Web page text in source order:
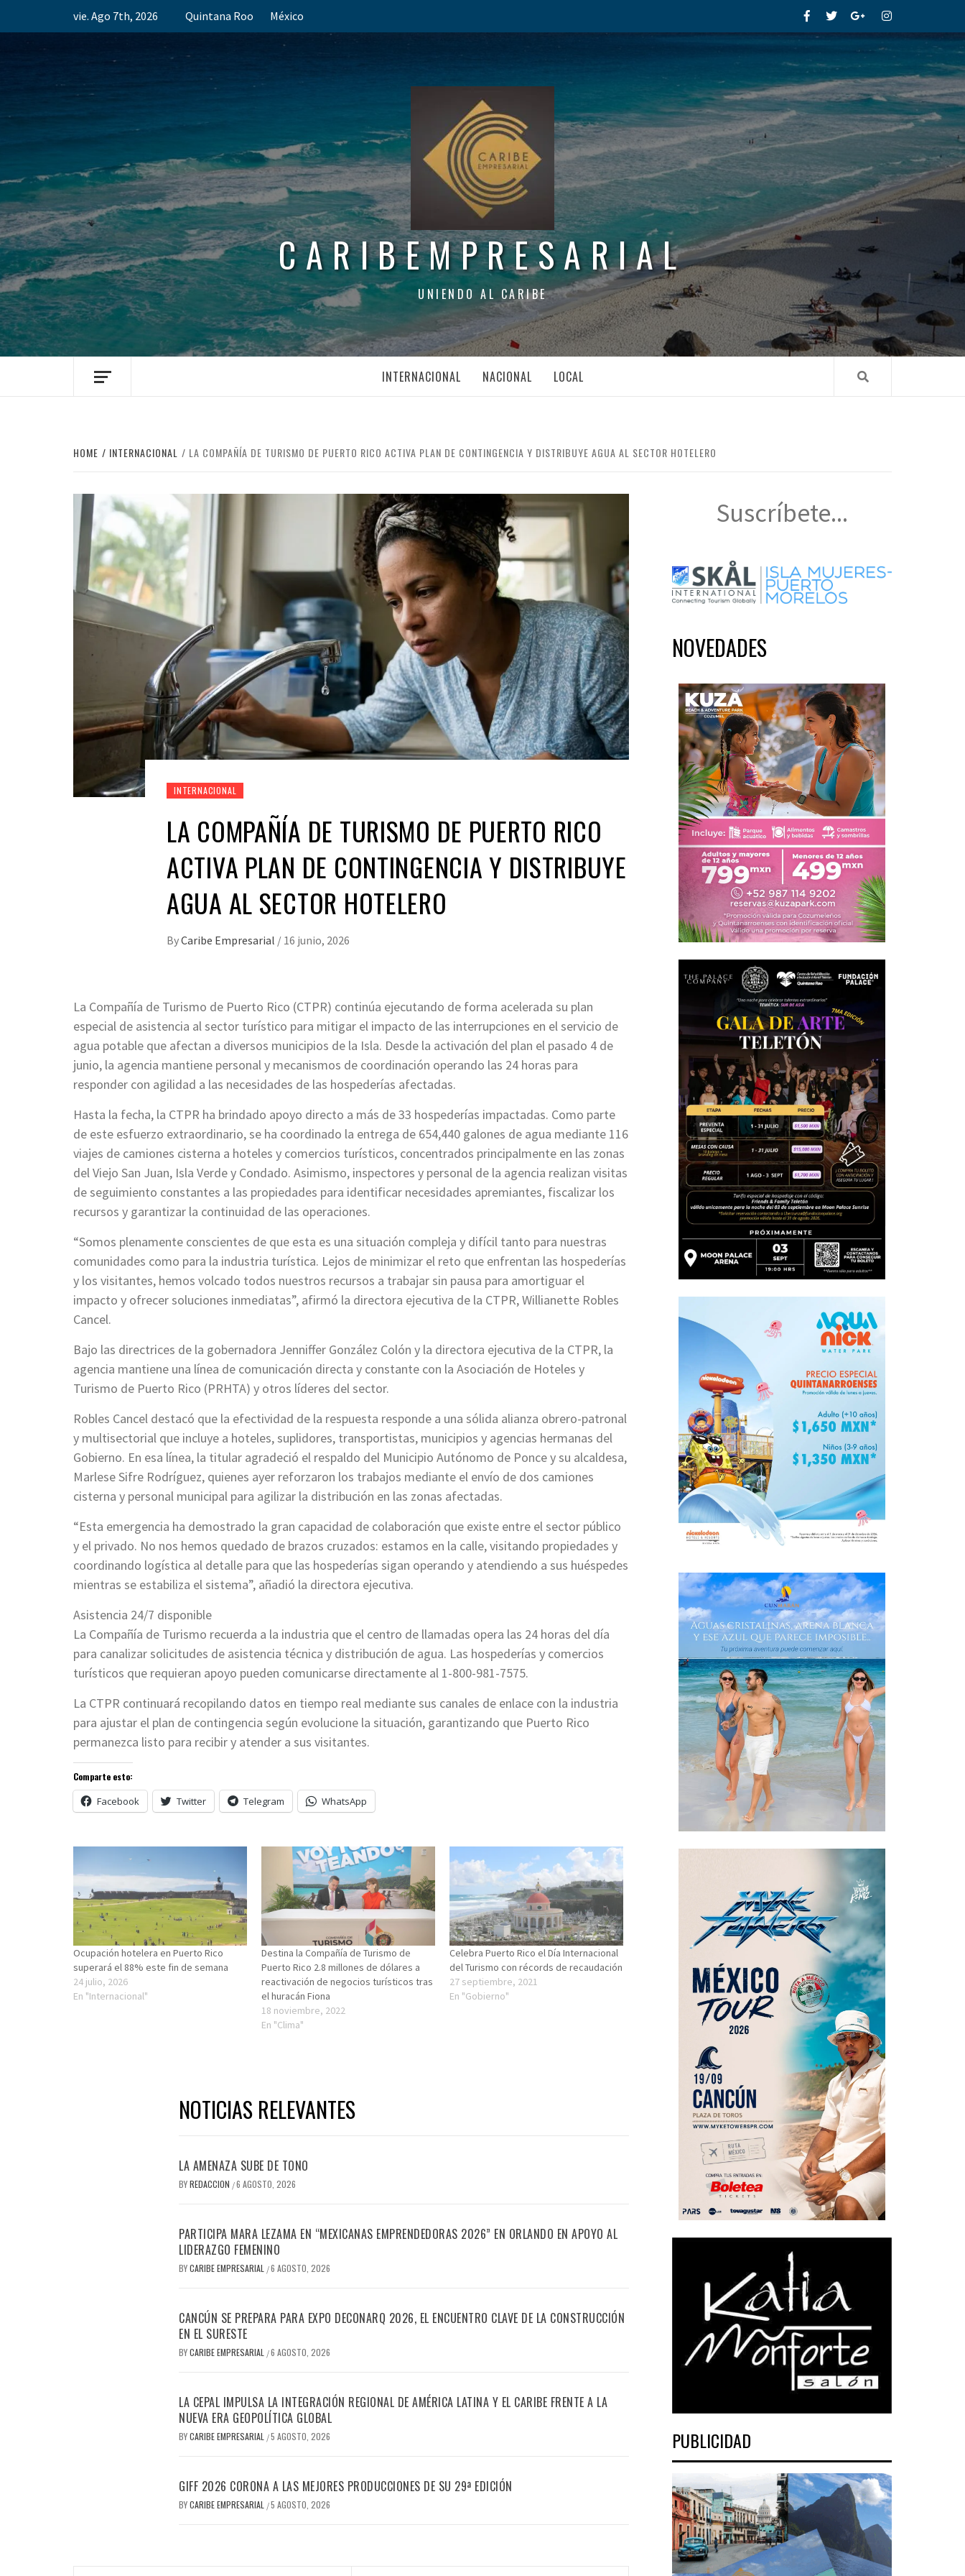
vie. Ago 7th, 2026 Quintana Roo México FacebookTwitterGoogle+Instagram
CARIBEMPRESARIAL
UNIENDO AL CARIBE
INTERNACIONAL NACIONAL LOCAL
HOME INTERNACIONAL LA COMPAÑÍA DE TURISMO DE PUERTO RICO ACTIVA PLAN DE CONTINGENCIA Y DISTRIBUYE AGUA AL SECTOR HOTELERO
INTERNACIONAL
LA COMPAÑÍA DE TURISMO DE PUERTO RICO
ACTIVA PLAN DE CONTINGENCIA Y DISTRIBUYE
AGUA AL SECTOR HOTELERO
ByCaribe Empresarial / 16 junio, 2026
La Compañía de Turismo de Puerto Rico (CTPR) continúa ejecutando de forma acelerada su plan
especial de asistencia al sector turístico para mitigar el impacto de las interrupciones en el servicio de
agua potable que afectan a diversos municipios de la Isla. Desde la activación del plan el pasado 4 de
junio, la agencia mantiene personal y mecanismos de coordinación operando las 24 horas para
responder con agilidad a las necesidades de las hospederías afectadas.
Hasta la fecha, la CTPR ha brindado apoyo directo a más de 33 hospederías impactadas. Como parte
de este esfuerzo extraordinario, se ha coordinado la entrega de 654,440 galones de agua mediante 116
viajes de camiones cisterna a hoteles y comercios turísticos, concentrados principalmente en las zonas
del Viejo San Juan, Isla Verde y Condado. Asimismo, inspectores y personal de la agencia realizan visitas
de seguimiento constantes a las propiedades para identificar necesidades apremiantes, fiscalizar los
recursos y garantizar la continuidad de las operaciones.
“Somos plenamente conscientes de que esta es una situación compleja y difícil tanto para nuestras
comunidades como para la industria turística. Lejos de minimizar el reto que enfrentan las hospederías
y los visitantes, hemos volcado todos nuestros recursos a trabajar sin pausa para amortiguar el
impacto y ofrecer soluciones inmediatas”, afirmó la directora ejecutiva de la CTPR, Willianette Robles
Cancel.
Bajo las directrices de la gobernadora Jenniffer González Colón y la directora ejecutiva de la CTPR, la
agencia mantiene una línea de comunicación directa y constante con la Asociación de Hoteles y
Turismo de Puerto Rico (PRHTA) y otros líderes del sector.
Robles Cancel destacó que la efectividad de la respuesta responde a una sólida alianza obrero-patronal
y multisectorial que incluye a hoteles, suplidores, transportistas, municipios y agencias hermanas del
Gobierno. En esa línea, la titular agradeció el respaldo del Municipio Autónomo de Ponce y su alcaldesa,
Marlese Sifre Rodríguez, quienes ayer reforzaron los trabajos mediante el envío de dos camiones
cisterna y personal municipal para agilizar la distribución en las zonas afectadas.
“Esta emergencia ha demostrado la gran capacidad de colaboración que existe entre el sector público
y el privado. No nos hemos quedado de brazos cruzados: estamos en la calle, visitando propiedades y
coordinando logística al detalle para que las hospederías sigan operando y atendiendo a sus huéspedes
mientras se estabiliza el sistema”, añadió la directora ejecutiva.
Asistencia 24/7 disponible
La Compañía de Turismo recuerda a la industria que el centro de llamadas opera las 24 horas del día
para canalizar solicitudes de asistencia técnica y distribución de agua. Las hospederías y comercios
turísticos que requieran apoyo pueden comunicarse directamente al 1-800-981-7575.
La CTPR continuará recopilando datos en tiempo real mediante sus canales de enlace con la industria
para ajustar el plan de contingencia según evolucione la situación, garantizando que Puerto Rico
permanezca listo para recibir y atender a sus visitantes.
Comparte esto:
Facebook Twitter Telegram WhatsApp
Ocupación hotelera en Puerto Rico
superará el 88% este fin de semana
24 julio, 2026
En "Internacional"
Destina la Compañía de Turismo de
Puerto Rico 2.8 millones de dólares a
reactivación de negocios turísticos tras
el huracán Fiona
18 noviembre, 2022
En "Clima"
Celebra Puerto Rico el Día Internacional
del Turismo con récords de recaudación
27 septiembre, 2021
En "Gobierno"
NOTICIAS RELEVANTES
LA AMENAZA SUBE DE TONO
BYREDACCION /6 AGOSTO, 2026
PARTICIPA MARA LEZAMA EN “MEXICANAS EMPRENDEDORAS 2026” EN ORLANDO EN APOYO AL
LIDERAZGO FEMENINO
BYCARIBE EMPRESARIAL /6 AGOSTO, 2026
CANCÚN SE PREPARA PARA EXPO DECONARQ 2026, EL ENCUENTRO CLAVE DE LA CONSTRUCCIÓN
EN EL SURESTE
BYCARIBE EMPRESARIAL /6 AGOSTO, 2026
LA CEPAL IMPULSA LA INTEGRACIÓN REGIONAL DE AMÉRICA LATINA Y EL CARIBE FRENTE A LA
NUEVA ERA GEOPOLÍTICA GLOBAL
BYCARIBE EMPRESARIAL /5 AGOSTO, 2026
GIFF 2026 CORONA A LAS MEJORES PRODUCCIONES DE SU 29ª EDICIÓN
BYCARIBE EMPRESARIAL /5 AGOSTO, 2026
Suscríbete...
NOVEDADES
PUBLICIDAD